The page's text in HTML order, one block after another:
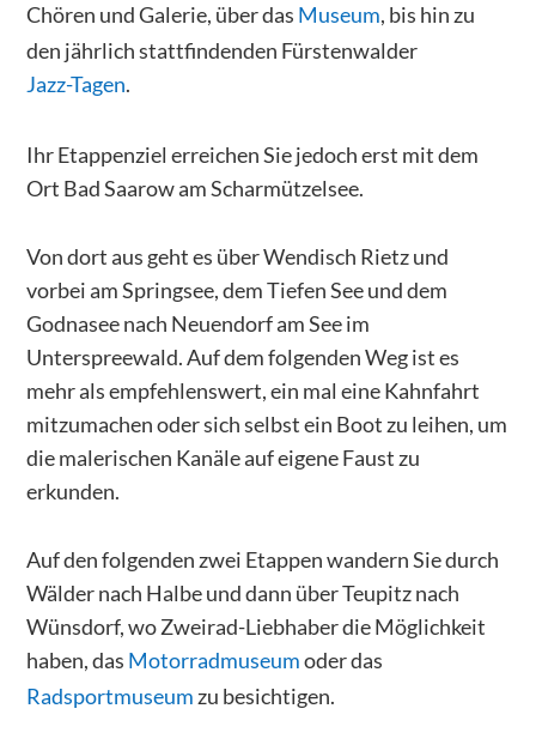
Chören und Galerie, über das Museum, bis hin zu
den jährlich stattfindenden Fürstenwalder
Jazz-Tagen.
Ihr Etappenziel erreichen Sie jedoch erst mit dem
Ort Bad Saarow am Scharmützelsee.
Von dort aus geht es über Wendisch Rietz und
vorbei am Springsee, dem Tiefen See und dem
Godnasee nach Neuendorf am See im
Unterspreewald. Auf dem folgenden Weg ist es
mehr als empfehlenswert, ein mal eine Kahnfahrt
mitzumachen oder sich selbst ein Boot zu leihen, um
die malerischen Kanäle auf eigene Faust zu
erkunden.
Auf den folgenden zwei Etappen wandern Sie durch
Wälder nach Halbe und dann über Teupitz nach
Wünsdorf, wo Zweirad-Liebhaber die Möglichkeit
haben, das Motorradmuseumoder das
Radsportmuseum zu besichtigen.